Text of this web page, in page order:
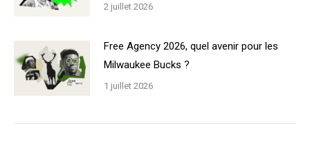
2 juillet 2026
Free Agency 2026, quel avenir pour les
Milwaukee Bucks ?
1 juillet 2026